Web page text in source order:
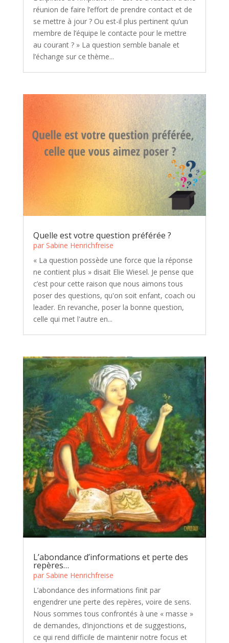
réunion de faire l’effort de prendre contact et de
se mettre à jour ? Ou est-il plus pertinent qu’un
membre de l’équipe le contacte pour le mettre
au courant ? » La question semble banale et
l’échange sur ce thème...
Quelle est votre question préférée ?
par Sabine Henrichfreise
« La question possède une force que la réponse
ne contient plus » disait Elie Wiesel. Je pense que
c’est pour cette raison que nous aimons tous
poser des questions, qu'on soit enfant, coach ou
leader. En revanche, poser la bonne question,
celle qui met l'autre en...
L’abondance d’informations et perte des
repères…
par Sabine Henrichfreise
L’abondance des informations finit par
engendrer une perte des repères, voire de sens.
Nous sommes tous confrontés à une « masse »
de demandes, d’injonctions et de suggestions,
ce qui rend difficile de maintenir notre focus et